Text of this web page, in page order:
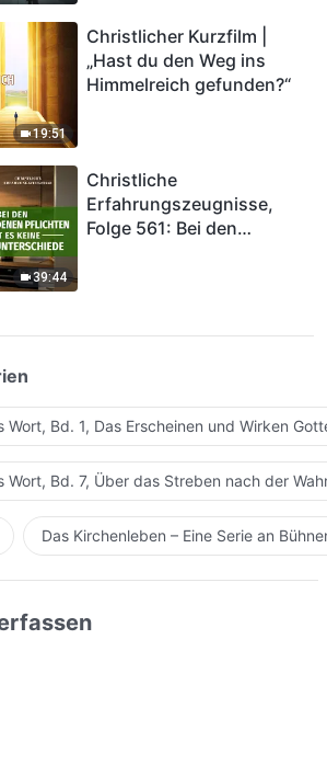
in das Königreich Gottes
eintreten?
19:51
Christlicher Kurzfilm |
„Hast du den Weg ins
Himmelreich gefunden?“
39:44
Christliche
Erfahrungszeugnisse,
Folge 561: Bei den
Wort, Bd. 1, Das Erscheinen und Wirken
Wort, Bd. 7, Über das Streben nach der
Das Kirchenleben – Eine Serie an